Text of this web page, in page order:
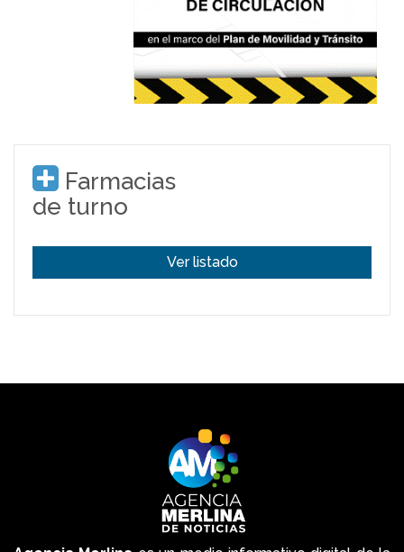
Farmacias
de turno
Ver listado